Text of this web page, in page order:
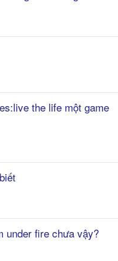
the life một game
under fire chưa vậy?